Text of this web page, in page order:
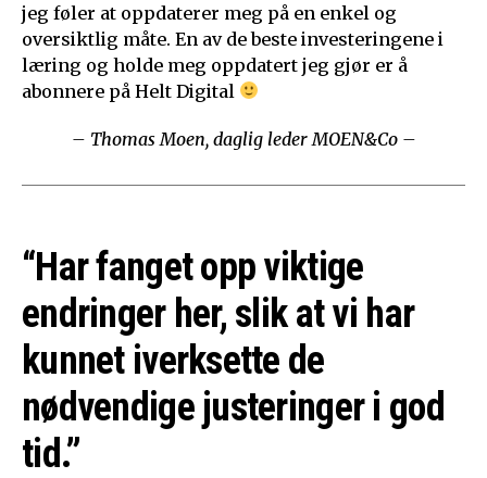
jeg føler at oppdaterer meg på en enkel og
oversiktlig måte. En av de beste investeringene i
læring og holde meg oppdatert jeg gjør er å
abonnere på Helt Digital
– Thomas Moen, daglig leder MOEN&Co –
“Har fanget opp viktige
endringer her, slik at vi har
kunnet iverksette de
nødvendige justeringer i god
tid.”